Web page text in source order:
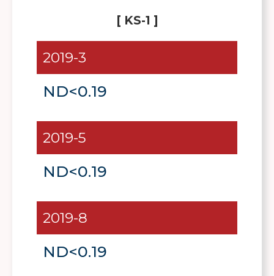
[ KS-1 ]
2019-3
ND<0.19
2019-5
ND<0.19
2019-8
ND<0.19